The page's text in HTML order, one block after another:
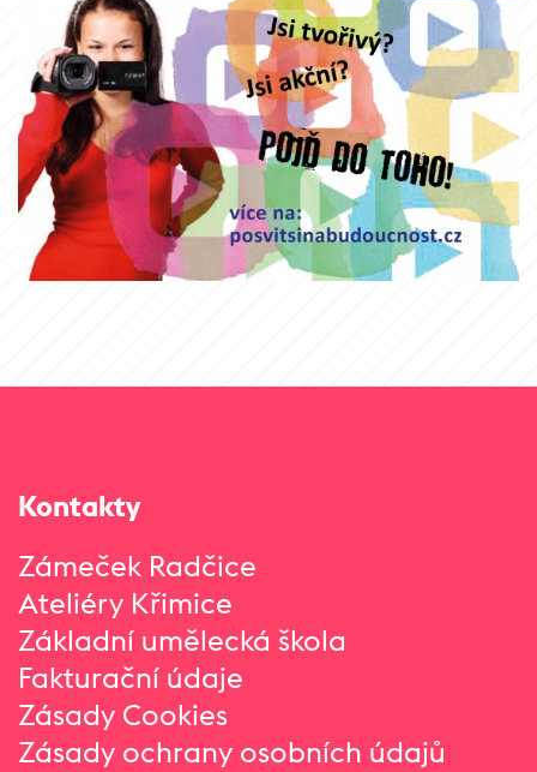
Kontakty
Zámeček Radčice
Ateliéry Křimice
Základní umělecká škola
Fakturační údaje
Zásady Cookies
Zásady ochrany osobních údajů